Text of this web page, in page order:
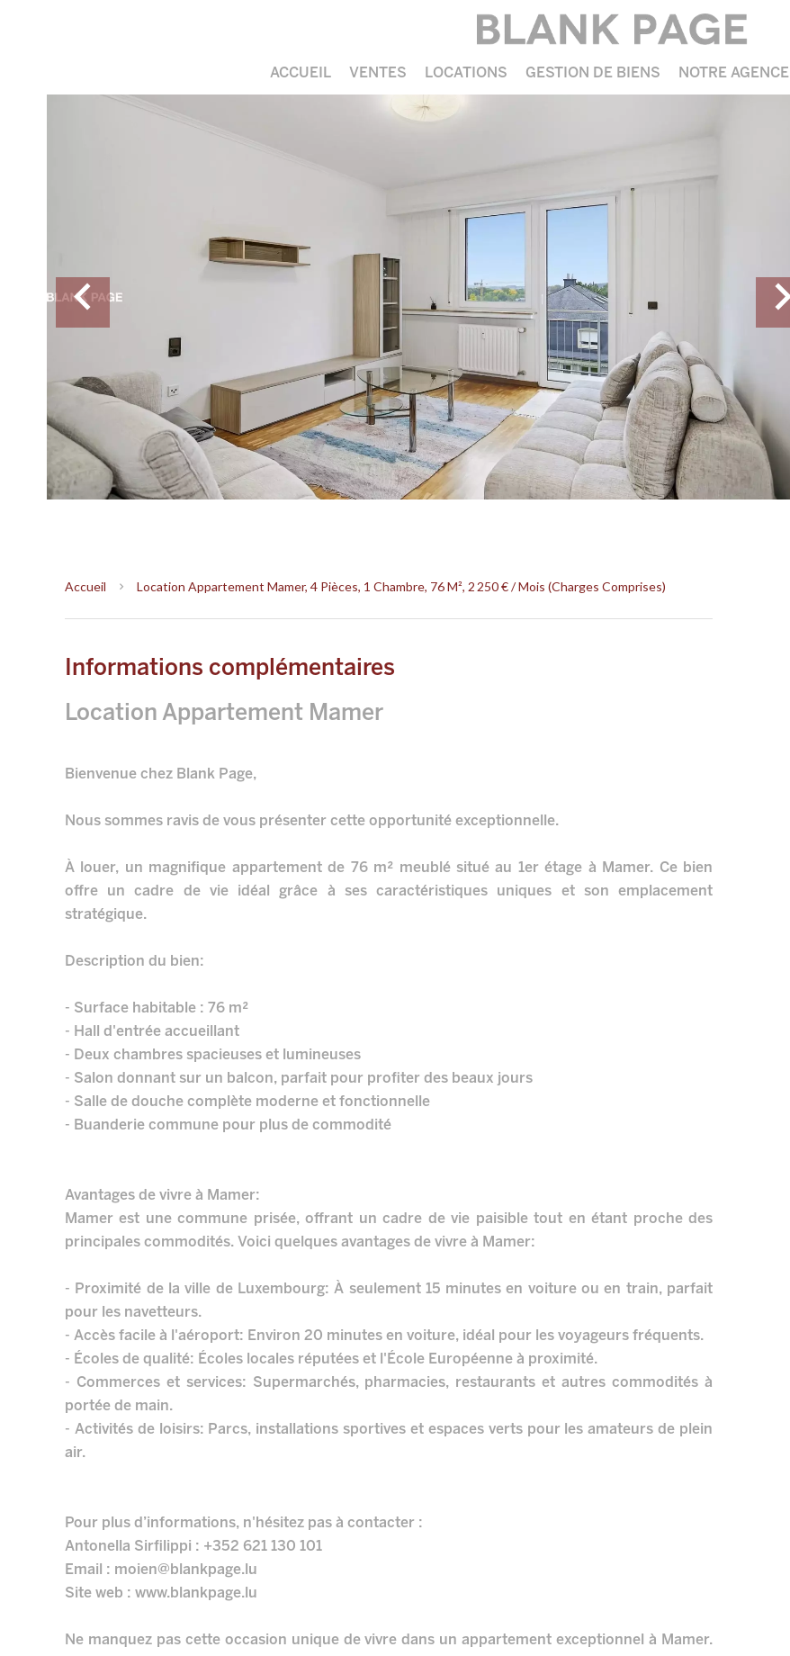
ACCUEIL VENTES LOCATIONS GESTION DE BIENS NOTRE AGENCE
Accueil Location Appartement Mamer, 4 Pièces, 1 Chambre, 76 M², 2 250 € / Mois (Charges Comprises)
Informations complémentaires
Location Appartement Mamer
Bienvenue chez Blank Page,
Nous sommes ravis de vous présenter cette opportunité exceptionnelle.
À louer, un magnifique appartement de 76 m² meublé situé au 1er étage à Mamer. Ce bien
offre un cadre de vie idéal grâce à ses caractéristiques uniques et son emplacement
stratégique.
Description du bien:
- Surface habitable : 76 m²
- Hall d'entrée accueillant
- Deux chambres spacieuses et lumineuses
- Salon donnant sur un balcon, parfait pour profiter des beaux jours
- Salle de douche complète moderne et fonctionnelle
- Buanderie commune pour plus de commodité
Avantages de vivre à Mamer:
Mamer est une commune prisée, offrant un cadre de vie paisible tout en étant proche des
principales commodités. Voici quelques avantages de vivre à Mamer:
- Proximité de la ville de Luxembourg: À seulement 15 minutes en voiture ou en train, parfait
pour les navetteurs.
- Accès facile à l'aéroport: Environ 20 minutes en voiture, idéal pour les voyageurs fréquents.
- Écoles de qualité: Écoles locales réputées et l'École Européenne à proximité.
- Commerces et services: Supermarchés, pharmacies, restaurants et autres commodités à
portée de main.
- Activités de loisirs: Parcs, installations sportives et espaces verts pour les amateurs de plein
air.
Pour plus d’informations, n'hésitez pas à contacter :
Antonella Sirfilippi : +352 621 130 101
Email : moien@blankpage.lu
Site web : www.blankpage.lu
Ne manquez pas cette occasion unique de vivre dans un appartement exceptionnel à Mamer.